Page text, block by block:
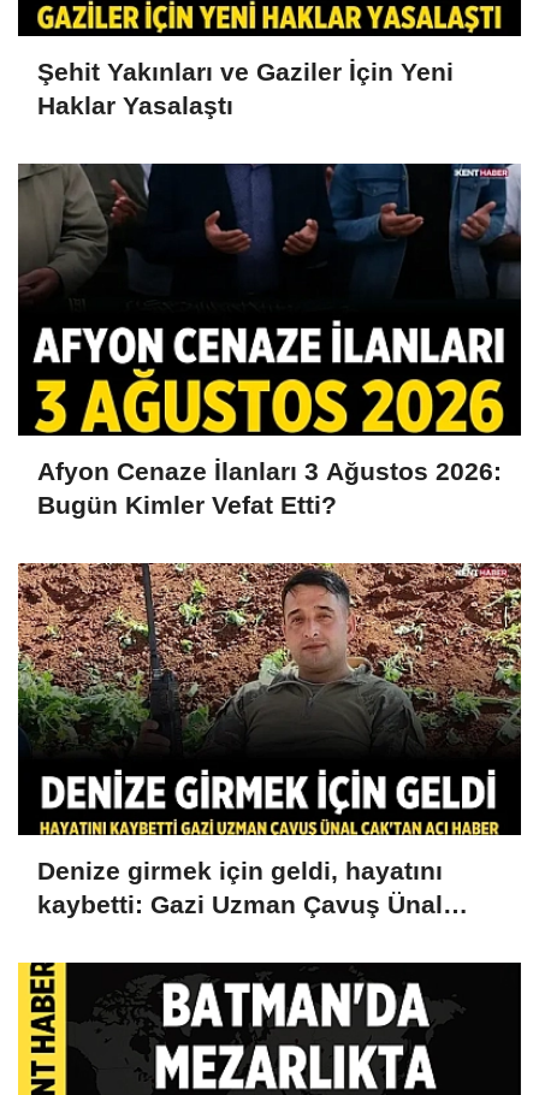
Şehit Yakınları ve Gaziler İçin Yeni
Haklar Yasalaştı
Afyon Cenaze İlanları 3 Ağustos 2026:
Bugün Kimler Vefat Etti?
Denize girmek için geldi, hayatını
kaybetti: Gazi Uzman Çavuş Ünal